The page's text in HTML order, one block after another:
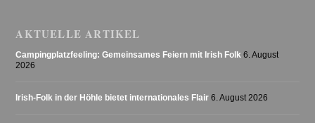
AKTUELLE ARTIKEL
Campingplatzfeeling: Gemeinsames Feiern mit Irish Folk 6. August
2026
Irish-Folk in der Höhle bietet internationales Flair 6. August 2026